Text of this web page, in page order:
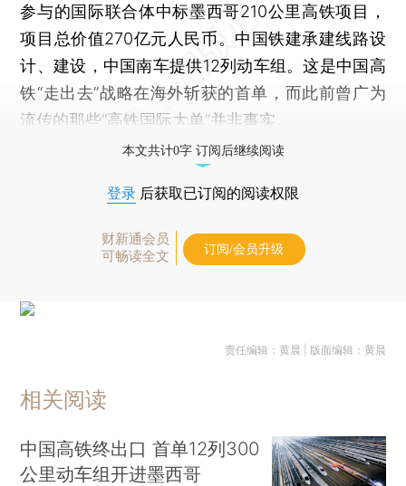
参与的国际联合体中标墨西哥210公里高铁项目，
项目总价值270亿元人民币。中国铁建承建线路设
计、建设，中国南车提供12列动车组。这是中国高
铁“走出去”战略在海外斩获的首单，而此前曾广为
流传的那些“高铁国际大单”并非事实。
本文共计0字 订阅后继续阅读
登录 后获取已订阅的阅读权限
财新通会员
可畅读全文
订阅/会员升级
责任编辑：黄晨 | 版面编辑：黄晨
相关阅读
中国高铁终出口 首单12列300
公里动车组开进墨西哥